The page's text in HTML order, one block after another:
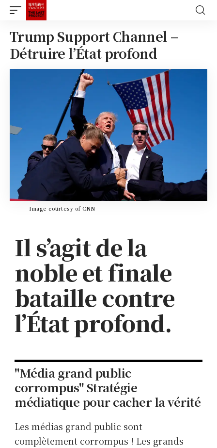
Trump Support Channel –
Détruire l’État profond
Image courtesy of CNN
Il s’agit de la
noble et finale
bataille contre
l’État profond.
"Média grand public
corrompus" Stratégie
médiatique pour cacher la vérité
Les médias grand public sont
complètement corrompus ! Les grands